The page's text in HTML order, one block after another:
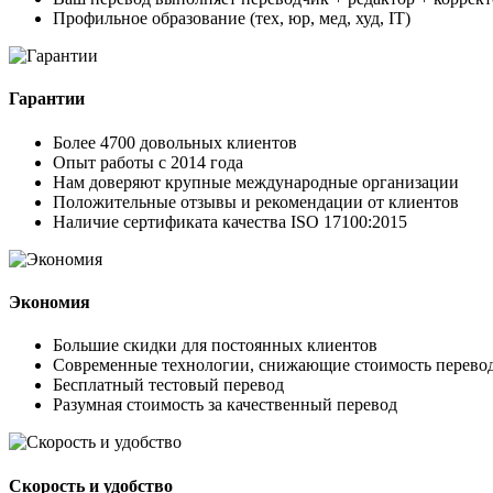
Профильное образование (тех, юр, мед, худ, IT)
Гарантии
Более 4700 довольных клиентов
Опыт работы с 2014 года
Нам доверяют крупные международные организации
Положительные отзывы и рекомендации от клиентов
Наличие сертификата качества ISO 17100:2015
Экономия
Большие скидки для постоянных клиентов
Современные технологии, снижающие стоимость
Бесплатный тестовый перевод
Разумная стоимость за качественный перевод
Скорость и удобство